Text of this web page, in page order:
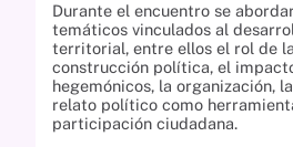
Durante el encuentro se
temáticos vinculados al
territorial, entre ellos el rol de
construcción política, el
hegemónicos, la organización,
relato político como
participación ciudadana.